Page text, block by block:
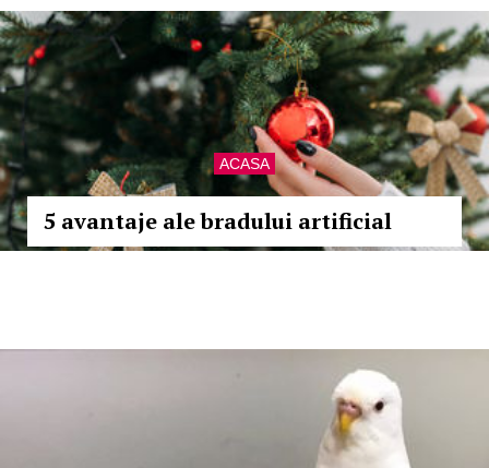
ACASA
5 avantaje ale bradului artificial